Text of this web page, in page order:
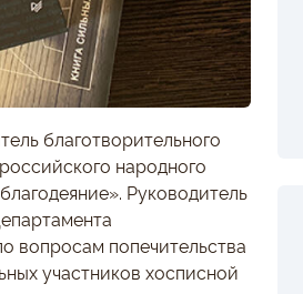
благотворительного
народного
Руководитель
вопросам попечительства
участников хосписной